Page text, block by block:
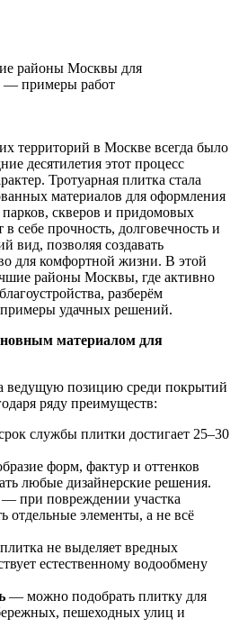
районы Москвы для
— примеры работ
территорий в Москве всегда было
десятилетия этот процесс
Тротуарная плитка стала
материалов для оформления
скверов и придомовых
себе прочность, долговечность и
вид, позволяя создавать
для комфортной жизни. В этой
районы Москвы, где активно
разберём
удачных решений.
материалом для
ведущую позицию среди покрытий
ряду преимуществ:
службы плитки достигает 25–30
форм, фактур и оттенков
любые дизайнерские решения.
— при повреждении участка
отдельные элементы, а не всё
не выделяет вредных
естественному водообмену
— можно подобрать плитку для
пешеходных улиц и